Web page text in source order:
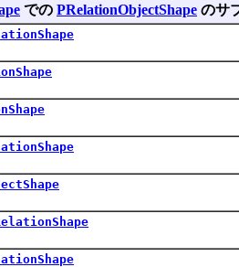
での PRelationObjectShape のサ